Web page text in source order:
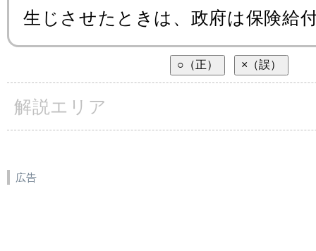
生じさせたときは、政府は保険給
解説エリア
広告